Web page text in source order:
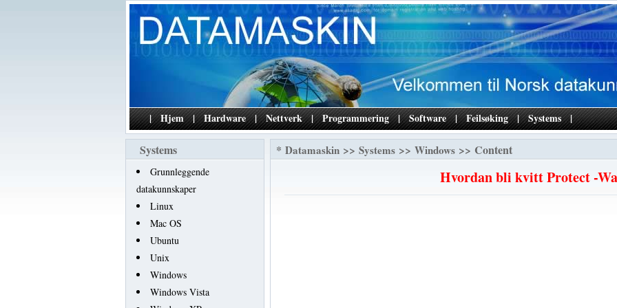
| Hjem | Hardware | Nettverk | Programmering | Software | Feilsøking | Systems |
Systems
Grunnleggende
datakunnskaper
Linux
Mac OS
Ubuntu
Unix
Windows
Windows Vista
* Datamaskin >> Systems >> Windows >> Content
Hvordan bli kvitt Protect -